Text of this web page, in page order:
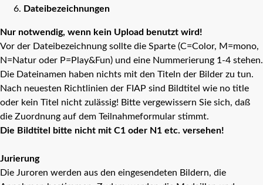
Dateibezeichnungen
Nur notwendig, wenn kein Upload benutzt wird!
Vor der Dateibezeichnung sollte die Sparte (C=Color, M=mono,
N=Natur oder P=Play&Fun) und eine Nummerierung 1-4 stehen.
Die Dateinamen haben nichts mit den Titeln der Bilder zu tun.
Nach neuesten Richtlinien der FIAP sind Bildtitel wie no title
oder kein Titel nicht zulässig! Bitte vergewissern Sie sich, daß
die Zuordnung auf dem Teilnahmeformular stimmt.
Die Bildtitel bitte nicht mit C1 oder N1 etc. versehen!
Jurierung
Die Juroren werden aus den eingesendeten Bildern, die